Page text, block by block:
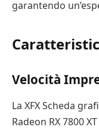
garantendo
Velocità
La XFX Scheda
Radeon RX 7800